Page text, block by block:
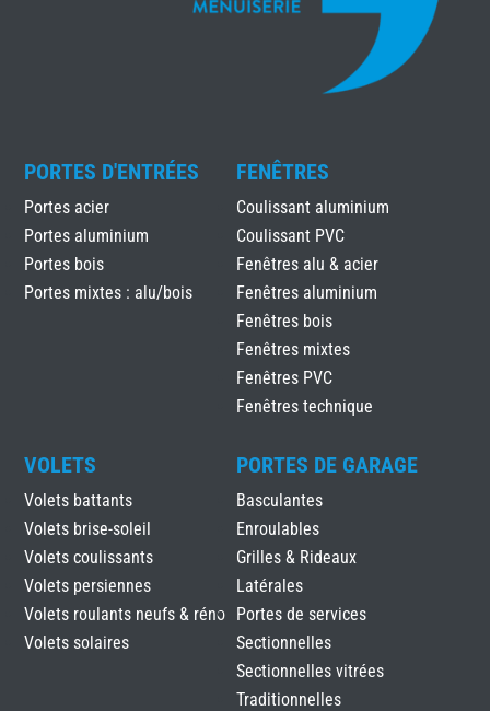
PORTES D'ENTRÉES
Portes acier
Portes aluminium
Portes bois
Portes mixtes : alu/bois
FENÊTRES
Coulissant aluminium
Coulissant PVC
Fenêtres alu & acier
Fenêtres aluminium
Fenêtres bois
Fenêtres mixtes
Fenêtres PVC
Fenêtres technique
VOLETS
Volets battants
Volets brise-soleil
Volets coulissants
Volets persiennes
Volets roulants neufs & réno
Volets solaires
PORTES DE GARAGE
Basculantes
Enroulables
Grilles & Rideaux
Latérales
Portes de services
Sectionnelles
Sectionnelles vitrées
Traditionnelles